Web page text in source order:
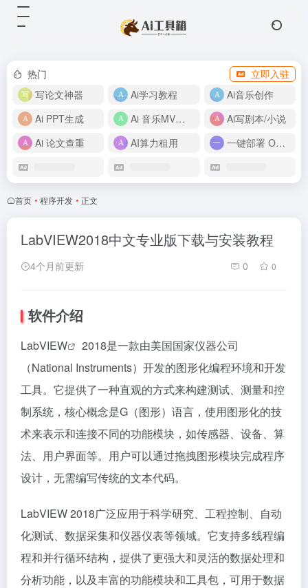
热门
立即入驻
写论文神器
Ai学习教程
Ai音乐创作
Ai PPT生成
Ai 音乐MV制作
Ai写剧本/小说
Ai 论文查重
AI算力租用 一键部署 OpenClaw
首页 • 程序开发 • 正文
LabVIEW2018中文专业版下载与安装教程
4个月前更新 0 0
软件介绍
LabVIEW
2018是一款由美国国家仪器公司
（National Instruments）开发的图形化编程环境和开发
工具。它提供了一种直观的方式来构建测试、测量和控
制系统，核心概念是G（图形）语言，使用图形化的技
术来表示和连接不同的功能模块，如传感器、设备、算
法、用户界面等。用户可以通过拖拽图形模块完成程序
设计，无需编写传统的文本代码。
LabVIEW 2018广泛应用于科学研究、工程控制、自动
化测试、数据采集和仪器仪表等领域。它支持多线程编
程和并行循环结构，提供了更强大和灵活的数据处理和
分析功能，以及丰富的功能模块和工具包，可用于数据